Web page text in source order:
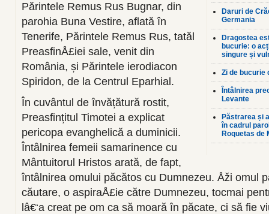
Daruri de
Germania
Dragostea
bucurie: o
singure și
Zi de bucurie
Întâlnirea
Levante
Păstrarea și
în cadrul
Roquetas de
Părintele Remus Rus Bugnar, din
parohia Buna Vestire, aflată în
Tenerife, Părintele Remus Rus, tatăl
PreasfinÅ£iei sale, venit din
România, și Părintele ierodiacon
Spiridon, de la Centrul Eparhial.
În cuvântul de învățătură rostit,
Preasfințitul Timotei a explicat
pericopa evanghelică a duminicii.
Întâlnirea femeii samarinence cu
Mântuitorul Hristos arată, de fapt,
întâlnirea omului păcătos cu Dumnezeu. Åži omul
căutare, o aspiraÅ£ie către Dumnezeu, tocmai
lâ€‘a creat pe om ca să moară în păcate, ci să fie